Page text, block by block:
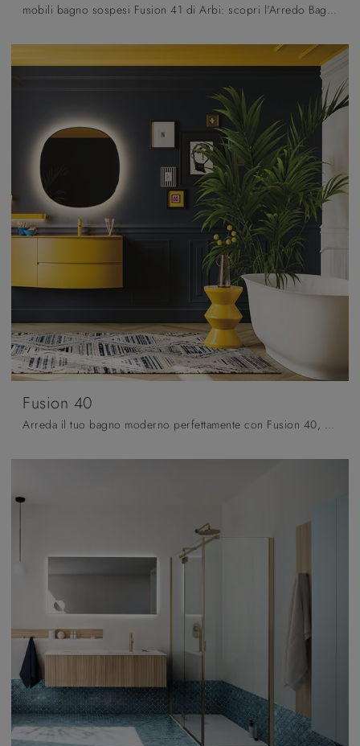
mobili bagno sospesi Fusion 41 di Arbi: scopri l'Arredo Bagno in laccato opaco moderno e arreda il tuo bagno.
Fusion 40
Arreda il tuo bagno moderno perfettamente con Fusion 40, mobili bagno sospesi e accessori in laccato opaco di Arbi.